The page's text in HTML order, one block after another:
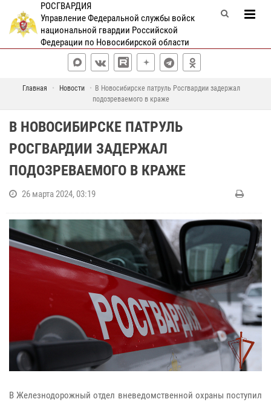
РОСГВАРДИЯ
Управление Федеральной службы войск
национальной гвардии Российской
Федерации по Новосибирской области
Главная Новости
В Новосибирске патруль Росгвардии задержал
подозреваемого в краже
В НОВОСИБИРСКЕ ПАТРУЛЬ
РОСГВАРДИИ ЗАДЕРЖАЛ
ПОДОЗРЕВАЕМОГО В КРАЖЕ
26 марта 2024, 03:19
В Железнодорожный отдел вневедомственной охраны поступил